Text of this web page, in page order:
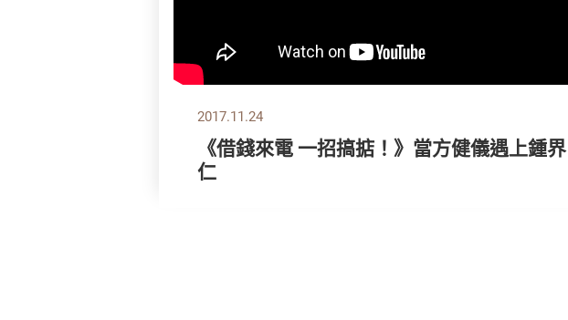
2017.11.24
《借錢來電 一招搞掂！》當方健儀遇上鍾界
仁